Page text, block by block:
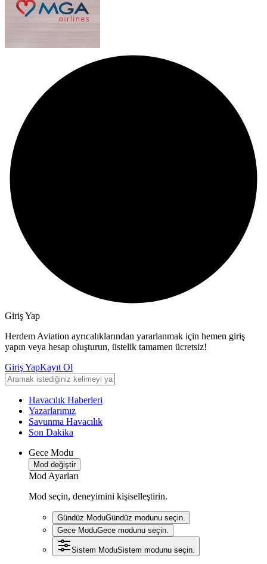
Giriş Yap
Herdem Aviation ayrıcalıklarından yararlanmak için hemen giriş
yapın veya hesap oluşturun, üstelik tamamen ücretsiz!
Giriş YapKayıt Ol
Havacılık Haberleri
Yazarlarımız
Savunma Havacılık
Son Dakika
Gece Modu
Mod değiştir
Mod Ayarları
Mod seçin, deneyimini kişiselleştirin.
Gündüz ModuGündüz modunu seçin.
Gece ModuGece modunu seçin.
Sistem ModuSistem modunu seçin.